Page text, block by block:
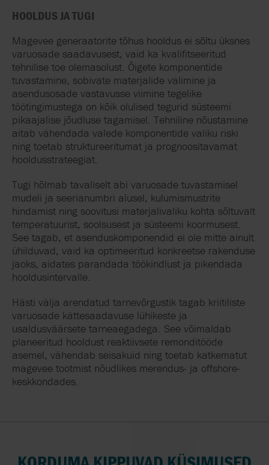
HOOLDUS JA TUGI
Magevee generaatorite tõhus hooldus ei sõltu üksnes
varuosade saadavusest, vaid ka kvalifitseeritud
tehnilise toe olemasolust. Õigete komponentide
tuvastamine, sobivate materjalide valimine ja
asendusosade vastavusse viimine tegelike
töötingimustega on kõik olulised tegurid süsteemi
pikaajalise jõudluse tagamisel. Tehniline nõustamine
aitab vähendada valede komponentide valiku riski
ning toetab struktureeritumat ja prognoositavamat
hooldusstrateegiat.
Tugi hõlmab tavaliselt abi varuosade tuvastamisel
mudeli ja seerianumbri alusel, kulumismustrite
hindamist ning soovitusi materjalivaliku kohta sõltuvalt
temperatuurist, soolsusest ja süsteemi koormusest.
See tagab, et asenduskomponendid ei ole mitte ainult
ühilduvad, vaid ka optimeeritud konkreetse rakenduse
jaoks, aidates parandada töökindlust ja pikendada
hooldusintervalle.
Hästi välja arendatud tarnevõrgustik tagab kriitiliste
varuosade kättesaadavuse lühikeste ja
usaldusväärsete tarneaegadega. See võimaldab
planeeritud hooldust reaktiivsete remonditööde
asemel, vähendab seisakuid ning toetab katkematut
magevee tootmist nõudlikes merendus- ja offshore-
keskkondades.